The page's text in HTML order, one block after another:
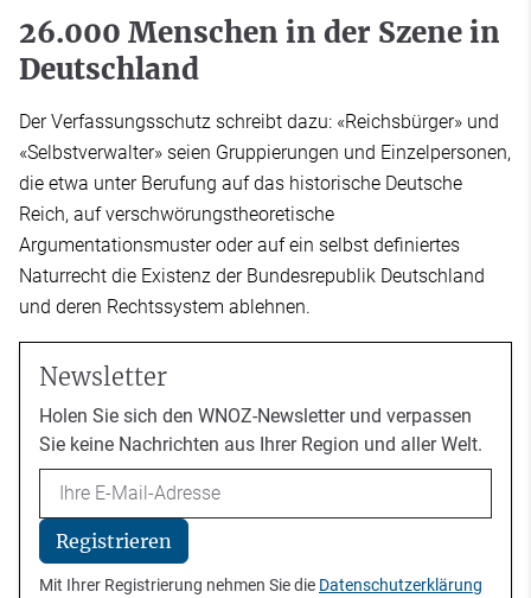
26.000 Menschen in der Szene in
Deutschland
Der Verfassungsschutz schreibt dazu: «Reichsbürger» und
«Selbstverwalter» seien Gruppierungen und Einzelpersonen,
die etwa unter Berufung auf das historische Deutsche
Reich, auf verschwörungstheoretische
Argumentationsmuster oder auf ein selbst definiertes
Naturrecht die Existenz der Bundesrepublik Deutschland
und deren Rechtssystem ablehnen.
Newsletter
Holen Sie sich den WNOZ-Newsletter und verpassen
Sie keine Nachrichten aus Ihrer Region und aller Welt.
Email
Registrieren
Mit Ihrer Registrierung nehmen Sie die Datenschutzerklärung